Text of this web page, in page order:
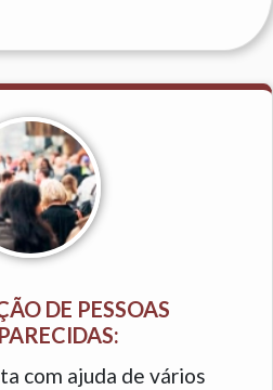
DE PESSOAS
com ajuda de vários